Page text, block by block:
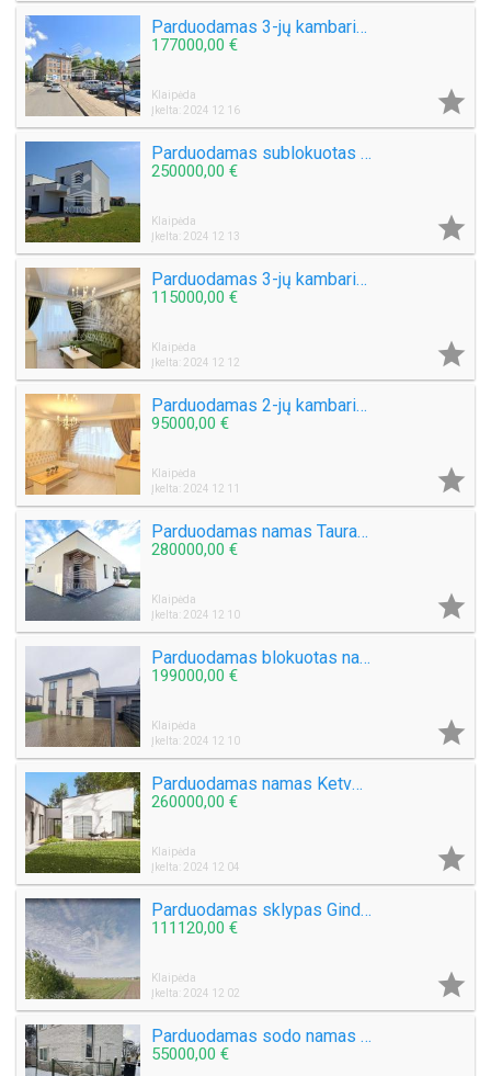
Parduodamas 3-jų kambarių butas Galinio Pylimo g.
177000,00 €
Klaipėda
Įkelta: 2024 12 16

Parduodamas sublokuotas namas Klausmyliuose
250000,00 €
Klaipėda
Įkelta: 2024 12 13

Parduodamas 3-jų kambarių butas I. Simonaitytės g.
115000,00 €
Klaipėda
Įkelta: 2024 12 12

Parduodamas 2-jų kambarių butas Smiltelės g.
95000,00 €
Klaipėda
Įkelta: 2024 12 11

Parduodamas namas Tauralaukyje
280000,00 €
Klaipėda
Įkelta: 2024 12 10

Parduodamas blokuotas namas Slengių k.
199000,00 €
Klaipėda
Įkelta: 2024 12 10

Parduodamas namas Ketvergių k.
260000,00 €
Klaipėda
Įkelta: 2024 12 04

Parduodamas sklypas Ginduliuose
111120,00 €
Klaipėda
Įkelta: 2024 12 02

Parduodamas sodo namas Žiaukų k.
55000,00 €